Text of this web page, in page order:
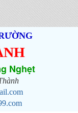
Nghẹt